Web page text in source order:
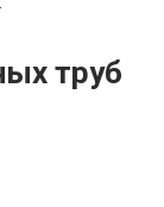
труб